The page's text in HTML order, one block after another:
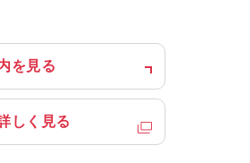
案内
伴う患者様へのお願い
を見る
しく見る